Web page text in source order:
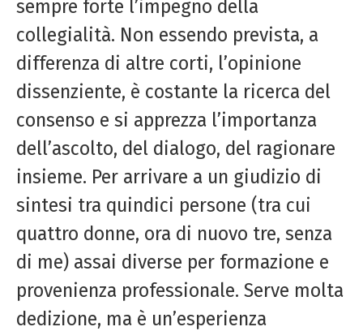
sempre forte l’impegno della
collegialità. Non essendo prevista, a
differenza di altre corti, l’opinione
dissenziente, è costante la ricerca del
consenso e si apprezza l’importanza
dell’ascolto, del dialogo, del ragionare
insieme. Per arrivare a un giudizio di
sintesi tra quindici persone (tra cui
quattro donne, ora di nuovo tre, senza
di me) assai diverse per formazione e
provenienza professionale. Serve molta
dedizione, ma è un’esperienza